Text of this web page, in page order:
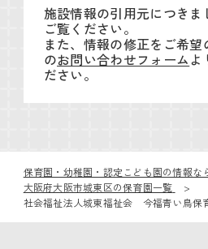
施設情報の引用元につきま
ご覧ください。
また、情報の修正をご希望
のお問い合わせフォームよ
ださい。
保育園・幼稚園・認定こども園の情報な
大阪府大阪市城東区の保育園一覧
社会福祉法人城東福祉会 今福青い鳥保